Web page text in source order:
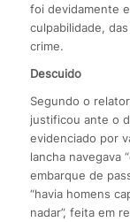
foi devidamente
culpabilidade,
crime.
Descuido
Segundo o
justificou ante o
evidenciado por
lancha navegava
embarque de
“havia homens
nadar”, feita em